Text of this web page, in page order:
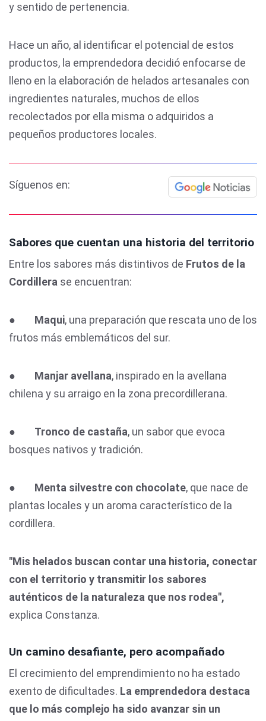
y sentido de pertenencia.
Hace un año, al identificar el potencial de estos
productos, la emprendedora decidió enfocarse de
lleno en la elaboración de helados artesanales con
ingredientes naturales, muchos de ellos
recolectados por ella misma o adquiridos a
pequeños productores locales.
Síguenos en:
Sabores que cuentan una historia del territorio
Entre los sabores más distintivos de Frutos de la
Cordillera se encuentran:
● Maqui, una preparación que rescata uno de los
frutos más emblemáticos del sur.
● Manjar avellana, inspirado en la avellana
chilena y su arraigo en la zona precordillerana.
● Tronco de castaña, un sabor que evoca
bosques nativos y tradición.
● Menta silvestre con chocolate, que nace de
plantas locales y un aroma característico de la
cordillera.
"Mis helados buscan contar una historia, conectar
con el territorio y transmitir los sabores
auténticos de la naturaleza que nos rodea",
explica Constanza.
Un camino desafiante, pero acompañado
El crecimiento del emprendimiento no ha estado
exento de dificultades. La emprendedora destaca
que lo más complejo ha sido avanzar sin un